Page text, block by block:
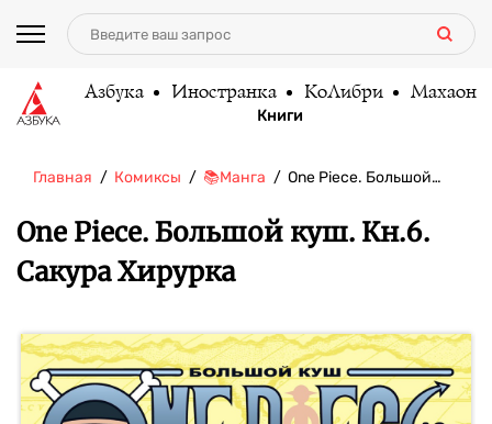
Азбука Иностранка КоЛибри Махаон
Книги
Главная Комиксы 📚Манга One Piece. Большой…
One Piece. Большой куш. Кн.6.
Сакура Хирурка